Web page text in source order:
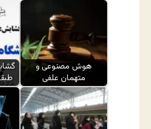
هوش مصنوعی و
متهمان علفی